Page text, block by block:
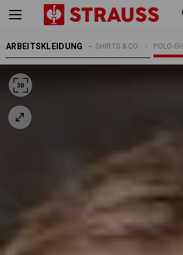
ARBEITSKLEIDUNG POLO-
SHIRTS & CO.
DAMEN